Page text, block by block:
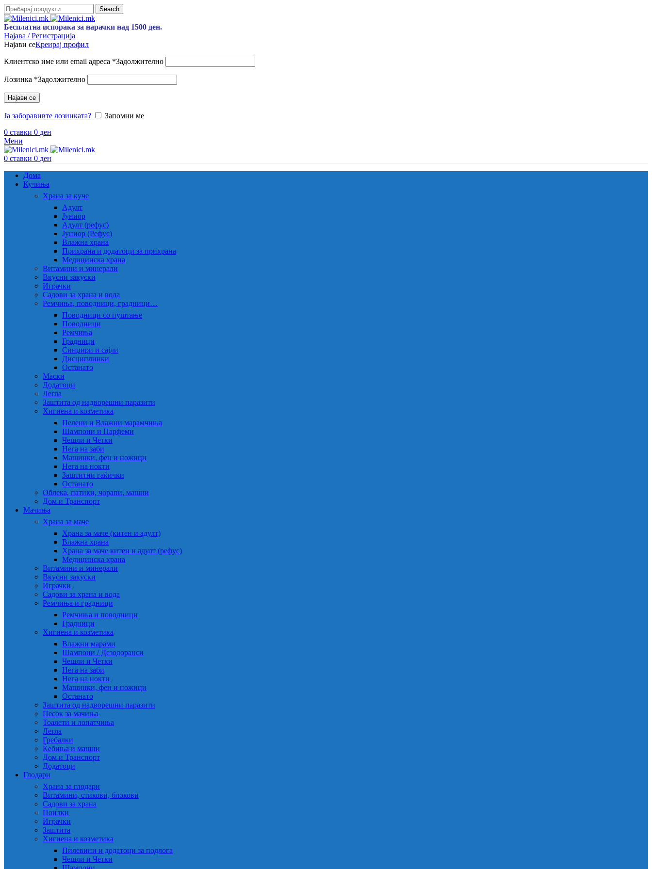
Search
Бесплатна испорака за нарачки над 1500 ден.
Најава / Регистрација
Најави сеКреирај профил
Клиентско име или email адреса *Задолжително
Лозинка *Задолжително
Најави се
Ја заборавивте лозинката?
Запомни ме
0 ставки 0 ден
Мени
0 ставки 0 ден
Дома
Кучиња
Храна за куче
Адулт
Јуниор
Адулт (рефус)
Јуниор (Рефус)
Влажна храна
Прихрана и додатоци за прихрана
Медицинска храна
Витамини и минерали
Вкусни закуски
Играчки
Садови за храна и вода
Ремчиња, поводници, градници…
Поводници со пуштање
Поводници
Ремчиња
Градници
Синџири и сајли
Дисциплинки
Останато
Маски
Додатоци
Легла
Заштита од надворешни паразити
Хигиена и козметика
Пелени и Влажни марамчиња
Шампони и Парфеми
Чешли и Четки
Нега на заби
Машинки, фен и ножици
Нега на нокти
Заштитни гаќички
Останато
Облека, патики, чорапи, машни
Дом и Транспорт
Мачиња
Храна за маче
Храна за маче (китен и адулт)
Влажна храна
Храна за маче китен и адулт (рефус)
Медицинска храна
Витамини и минерали
Вкусни закуски
Играчки
Садови за храна и вода
Ремчиња и градници
Ремчиња и поводници
Градници
Хигиена и козметика
Влажни марами
Шампони / Дезодоранси
Чешли и Четки
Нега на заби
Нега на нокти
Машинки, фен и ножици
Останато
Заштита од надворешни паразити
Песок за мачиња
Тоалети и лопатчиња
Легла
Гребалки
Ќебиња и машни
Дом и Транспорт
Додатоци
Глодари
Храна за глодари
Витамини, стикови, блокови
Садови за храна
Поилки
Играчки
Заштита
Хигиена и козметика
Пилевини и додатоци за подлога
Чешли и Четки